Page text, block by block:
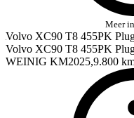
Meer
Volvo XC90 T8 455PK
WEINIG KM2025 9.800
Volvo XC90 T8 455PK